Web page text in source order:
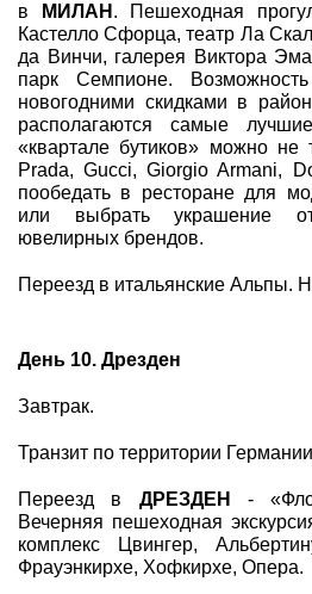
в
МИЛАН . Пешеходная
Кастелло Сфорца, театр Ла
да Винчи, галерея Виктора
парк Семпионе.
новогодними скидками в
располагаются самые
«квартале бутиков» можно не
Prada, Gucci, Giorgio Armani,
пообедать в ресторане для
или выбрать украшение
ювелирных брендов.
Переезд в итальянские Альпы.
День 10. Дрезден
Завтрак.
Транзит по территории
Переезд в ДРЕЗДЕН
-
Вечерняя пешеходная
комплекс Цвингер,
Фрауэнкирхе, Хофкирхе, Опера.